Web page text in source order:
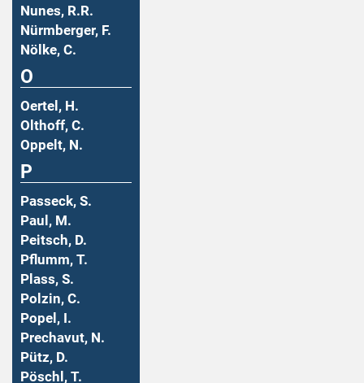
Nunes, R.R.
Nürmberger, F.
Nölke, C.
O
Oertel, H.
Olthoff, C.
Oppelt, N.
P
Passeck, S.
Paul, M.
Peitsch, D.
Pflumm, T.
Plass, S.
Polzin, C.
Popel, I.
Prechavut, N.
Pütz, D.
Pöschl, T.